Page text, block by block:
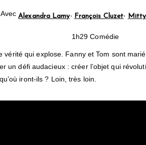
Avec Alexandra Lamy, François Cluzet Mitty
1h29 Comédie
qui explose. Fanny et Tom sont
un défi audacieux : créer l’objet qui
iront-ils ? Loin, très loin.